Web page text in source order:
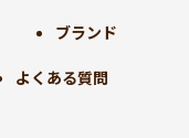
ブランド
よくある質問